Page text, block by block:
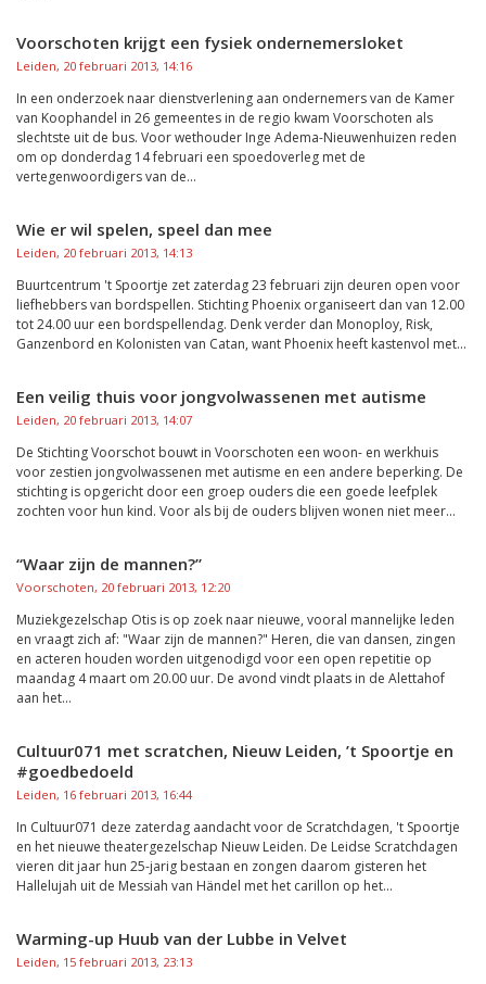
Voorschoten krijgt een fysiek ondernemersloket
Leiden, 20 februari 2013, 14:16
In een onderzoek naar dienstverlening aan ondernemers van de Kamer
van Koophandel in 26 gemeentes in de regio kwam Voorschoten als
slechtste uit de bus. Voor wethouder Inge Adema-Nieuwenhuizen reden
om op donderdag 14 februari een spoedoverleg met de
vertegenwoordigers van de...
Wie er wil spelen, speel dan mee
Leiden, 20 februari 2013, 14:13
Buurtcentrum 't Spoortje zet zaterdag 23 februari zijn deuren open voor
liefhebbers van bordspellen. Stichting Phoenix organiseert dan van 12.00
tot 24.00 uur een bordspellendag. Denk verder dan Monoploy, Risk,
Ganzenbord en Kolonisten van Catan, want Phoenix heeft kastenvol met...
Een veilig thuis voor jongvolwassenen met autisme
Leiden, 20 februari 2013, 14:07
De Stichting Voorschot bouwt in Voorschoten een woon- en werkhuis
voor zestien jongvolwassenen met autisme en een andere beperking. De
stichting is opgericht door een groep ouders die een goede leefplek
zochten voor hun kind. Voor als bij de ouders blijven wonen niet meer...
“Waar zijn de mannen?”
Voorschoten, 20 februari 2013, 12:20
Muziekgezelschap Otis is op zoek naar nieuwe, vooral mannelijke leden
en vraagt zich af: "Waar zijn de mannen?" Heren, die van dansen, zingen
en acteren houden worden uitgenodigd voor een open repetitie op
maandag 4 maart om 20.00 uur. De avond vindt plaats in de Alettahof
aan het...
Cultuur071 met scratchen, Nieuw Leiden, ’t Spoortje en
#goedbedoeld
Leiden, 16 februari 2013, 16:44
In Cultuur071 deze zaterdag aandacht voor de Scratchdagen, 't Spoortje
en het nieuwe theatergezelschap Nieuw Leiden. De Leidse Scratchdagen
vieren dit jaar hun 25-jarig bestaan en zongen daarom gisteren het
Hallelujah uit de Messiah van Händel met het carillon op het...
Warming-up Huub van der Lubbe in Velvet
Leiden, 15 februari 2013, 23:13